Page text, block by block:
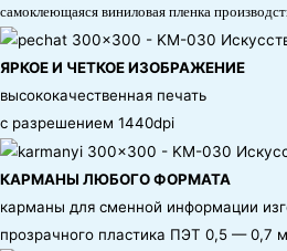
самоклеющаяся виниловая пленка
ЯРКОЕ И ЧЕТКОЕ ИЗОБРАЖЕНИЕ
высококачественная печать
с разрешением 1440dpi
КАРМАНЫ ЛЮБОГО ФОРМАТА
карманы для сменной информации
прозрачного пластика ПЭТ 0,5 — 0,7